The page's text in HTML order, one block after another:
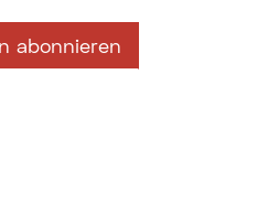
abonnieren